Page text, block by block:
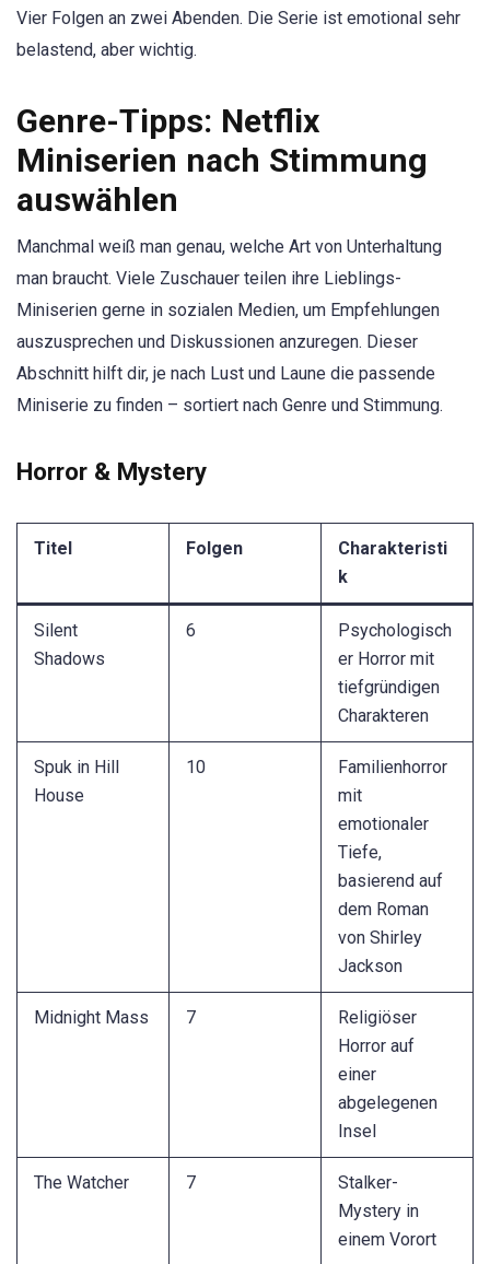
Vier Folgen an zwei Abenden. Die Serie ist emotional sehr
belastend, aber wichtig.
Genre-Tipps: Netflix
Miniserien nach Stimmung
auswählen
Manchmal weiß man genau, welche Art von Unterhaltung
man braucht. Viele Zuschauer teilen ihre Lieblings-
Miniserien gerne in sozialen Medien, um Empfehlungen
auszusprechen und Diskussionen anzuregen. Dieser
Abschnitt hilft dir, je nach Lust und Laune die passende
Miniserie zu finden – sortiert nach Genre und Stimmung.
Horror & Mystery
Titel Folgen
Charakteristi
k
Silent
Shadows
6
Psychologisch
er Horror mit
tiefgründigen
Charakteren
Spuk in Hill
House
10
Familienhorror
mit
emotionaler
Tiefe,
basierend auf
dem Roman
von Shirley
Jackson
Midnight Mass 7
Religiöser
Horror auf
einer
abgelegenen
Insel
The Watcher 7
Stalker-
Mystery in
einem Vorort